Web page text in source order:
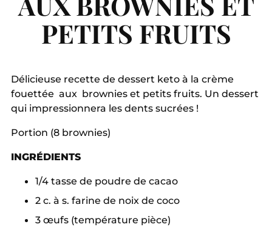
PETITS FRUITS
Délicieuse recette de dessert keto à la crème
fouettée aux brownies et petits fruits. Un dessert
qui impressionnera les dents sucrées !
Portion (8 brownies)
INGRÉDIENTS
1/4 tasse de poudre de cacao
2 c. à s. farine de noix de coco
3 œufs (température pièce)